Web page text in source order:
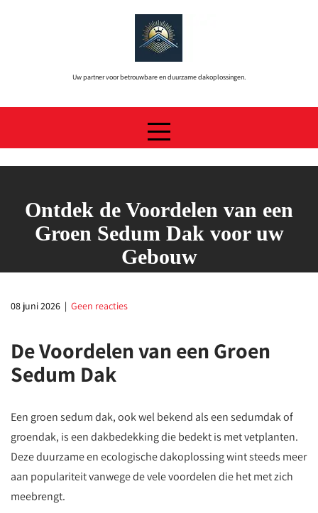
Uw partner voor betrouwbare en duurzame dakoplossingen.
Ontdek de Voordelen van een
Groen Sedum Dak voor uw
Gebouw
08 juni 2026 | Geen reacties
De Voordelen van een Groen
Sedum Dak
Een groen sedum dak, ook wel bekend als een sedumdak of
groendak, is een dakbedekking die bedekt is met vetplanten.
Deze duurzame en ecologische dakoplossing wint steeds meer
aan populariteit vanwege de vele voordelen die het met zich
meebrengt.